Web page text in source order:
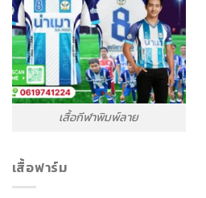
เสื้อกีฬาพิมพ์ลาย
เสื้อฟาร์ม